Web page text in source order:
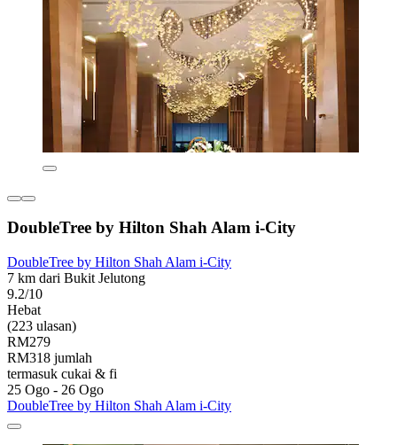
DoubleTree by Hilton Shah Alam i-City
DoubleTree by Hilton Shah Alam i-City
7 km dari Bukit Jelutong
9.2/10
Hebat
(223 ulasan)
RM279
RM318 jumlah
termasuk cukai & fi
25 Ogo - 26 Ogo
DoubleTree by Hilton Shah Alam i-City